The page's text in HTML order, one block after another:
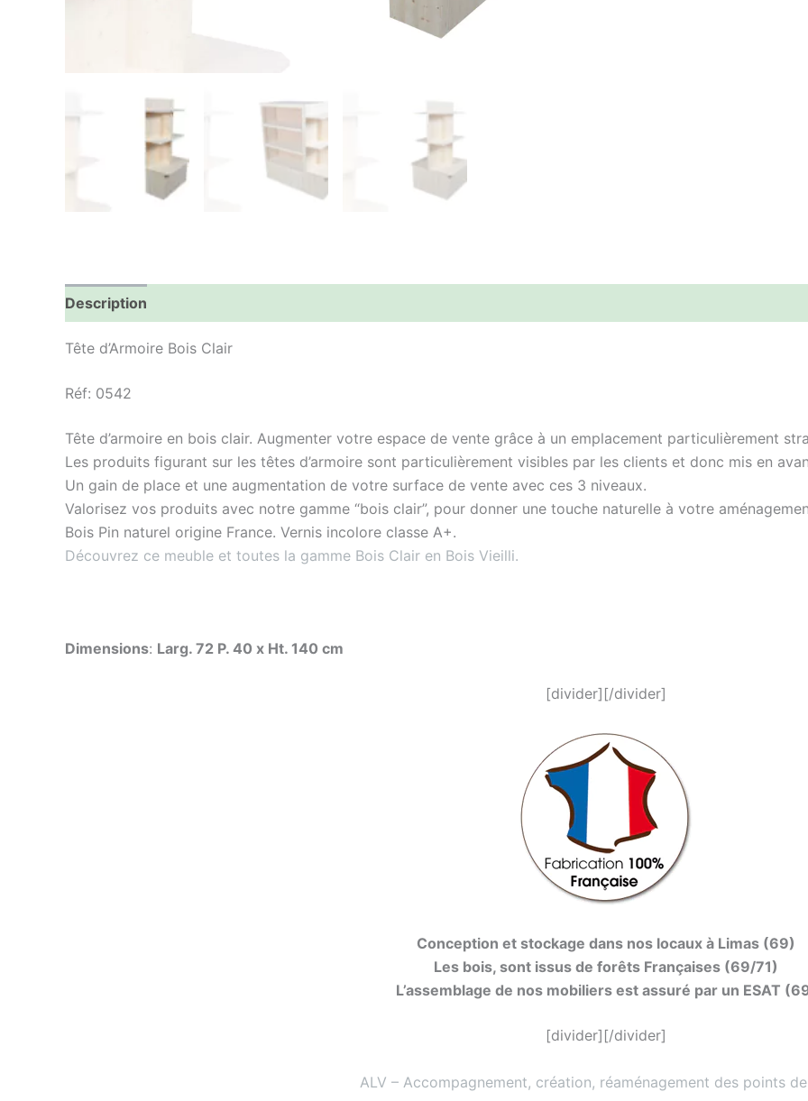
Description
Tête d’Armoire Bois Clair
Réf: 0542
Tête d’armoire en bois clair. Augmenter votre espace de vente grâce à un emplacement particulièrement
Les produits figurant sur les têtes d’armoire sont particulièrement visibles par les clients et donc mis en
Un gain de place et une augmentation de votre surface de vente avec ces 3 niveaux.
Valorisez vos produits avec notre gamme “bois clair”, pour donner une touche naturelle à votre
Bois Pin naturel origine France. Vernis incolore classe A+.
Découvrez ce meuble et toutes la gamme Bois Clair en Bois Vieilli.
Dimensions: Larg. 72 P. 40 x Ht. 140 cm
[divider][/divider]
Conception et stockage dans nos locaux à Limas (69)
Les bois, sont issus de forêts Françaises (69/71)
L’assemblage de nos mobiliers est assuré par un ESAT
[divider][/divider]
ALV – Accompagnement, création, réaménagement des points